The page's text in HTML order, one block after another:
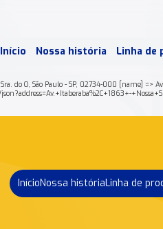
Início Nossa história Linha de
do O, São Paulo - SP, 02734-000 [name] =>
InícioNossa históriaLinha de